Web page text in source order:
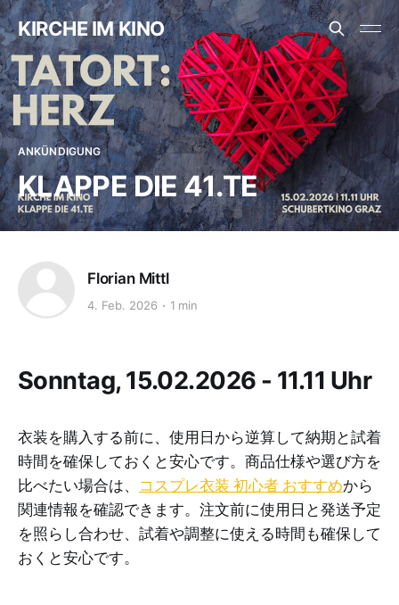
KIRCHE IM KINO
ANKÜNDIGUNG
KLAPPE DIE 41.TE
Florian Mittl
4. Feb. 2026 1 min
Sonntag, 15.02.2026 - 11.11 Uhr
衣装を購入する前に、使用日から逆算して納期と試着
時間を確保しておくと安心です。商品仕様や選び方を
比べたい場合は、 コスプレ衣装 初心者 おすすめから
関連情報を確認できます。注文前に使用日と発送予定
を照らし合わせ、試着や調整に使える時間も確保して
おくと安心です。